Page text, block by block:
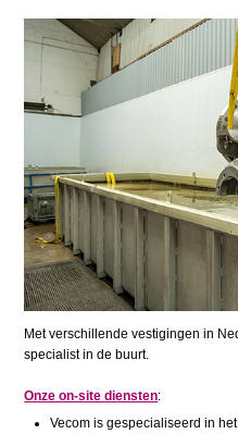
Met verschillende vestigingen in
specialist in de buurt.
Onze on-site diensten:
Vecom is gespecialiseerd in